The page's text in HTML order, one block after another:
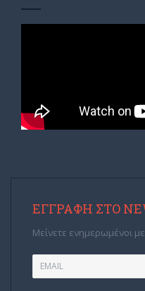
ΕΓΓΡΑΦΉ ΣΤΟ
Μείνετε ενημερωμένοι